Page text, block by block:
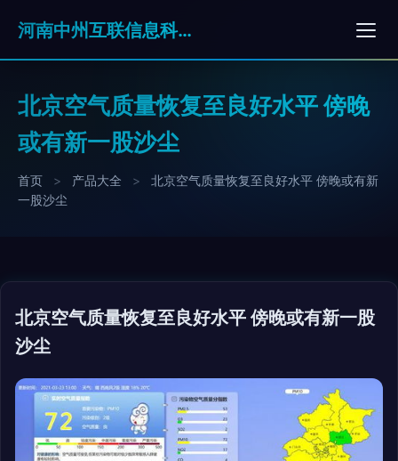
河南中州互联信息科技有限公司
北京空气质量恢复至良好水平 傍晚
或有新一股沙尘
首页 > 产品大全 >
北京空气质量恢复至良好水平 傍晚或有新
一股沙尘
北京空气质量恢复至良好水平 傍晚或有新一股
沙尘